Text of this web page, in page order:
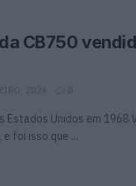
CB750
2026 0
Estados Unidos em 1968
foi isso que ...